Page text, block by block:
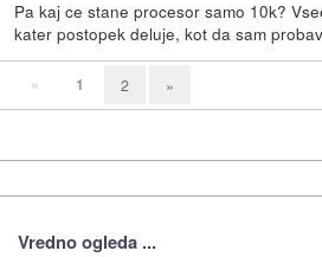
Pa kaj ce stane procesor samo 10k?
kater postopek deluje, kot da sam
« 1 2 »
Vredno ogleda ...